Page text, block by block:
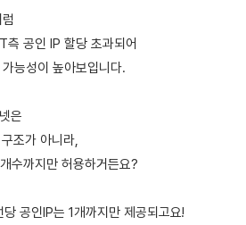
측 공인 IP 할당 초과되어
능성이 높아보입니다.
은
조가 아니라,
수까지만 허용하거든요?
공인IP는 1개까지만 제공되고요!